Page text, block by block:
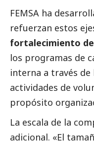
FEMSA ha
refuerzan estos
fortalecimiento
los programas de
interna a través de
actividades de
propósito
La escala de la
adicional. «El